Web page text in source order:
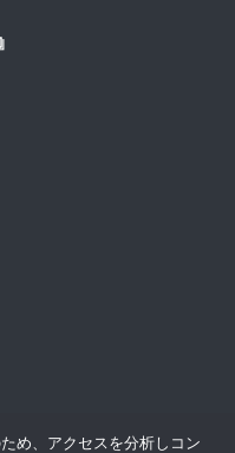
め、アクセスを分析しコン